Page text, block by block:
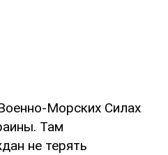
Морских Силах
Там
не терять